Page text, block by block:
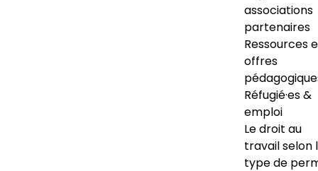
associations
partenaires
Ressources
offres
Réfugié·es &
emploi
Le droit au
travail selon
type de